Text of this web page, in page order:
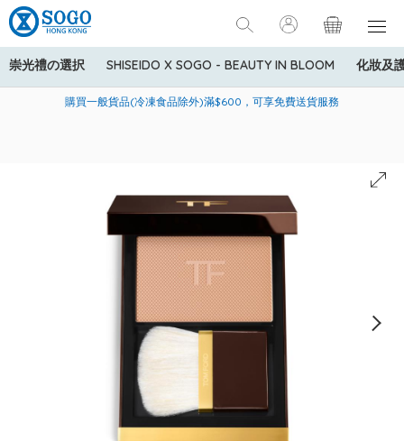
崇光禮の選択 SHISEIDO X SOGO - BEAUTY IN BLOOM 化妝及
美國運通Explorer®信用卡會員購物禮遇：高達5%簽賬回贈！
購買一般貨品(冷凍食品除外)滿$600，可享免費送貨服務
寄送中國內地服務只適用於指定商品，若訂單金額少於HK$600(折